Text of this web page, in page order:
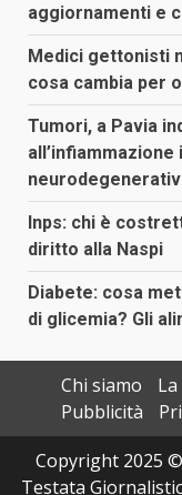
aggiornamenti e
Medici gettonisti
cosa cambia per
Tumori, a Pavia
Inps: chi è
diritto alla Naspi
Diabete: cosa
di glicemia? Gli
Chi siamo
Pubblicità
Copyright 2025
Testata